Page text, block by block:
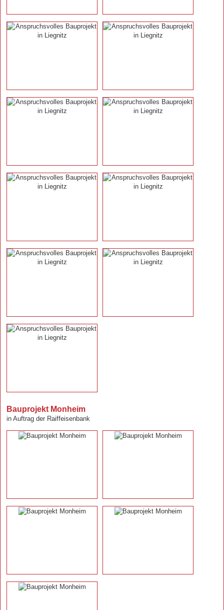
Bauprojekt Monheim
in Auftrag der Raiffeisenbank